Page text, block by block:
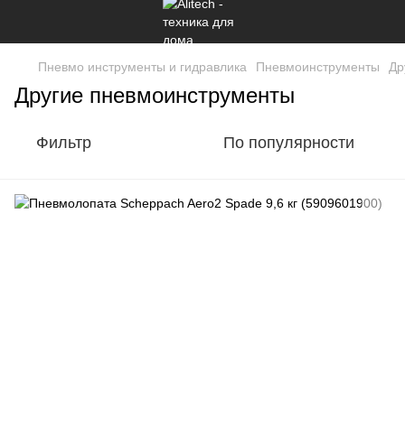
Пневмо инструменты и гидравлика Пневмоинструменты
Другие пневмоинструменты
Фильтр По популярности